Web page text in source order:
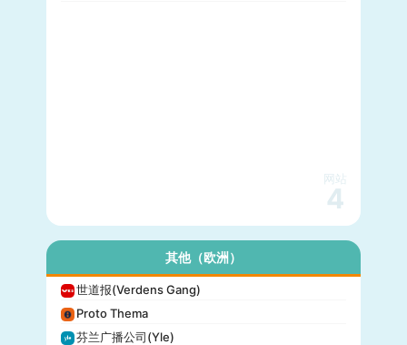
网站
4
其他（欧洲）
世道报(Verdens Gang)
Proto Thema
芬兰广播公司(Yle)